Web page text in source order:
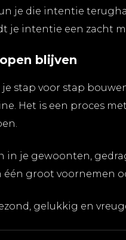
je die intentie
je intentie een zacht
blijven
stap voor stap
Het is een proces
in je gewoonten,
één groot voornemen
gelukkig en